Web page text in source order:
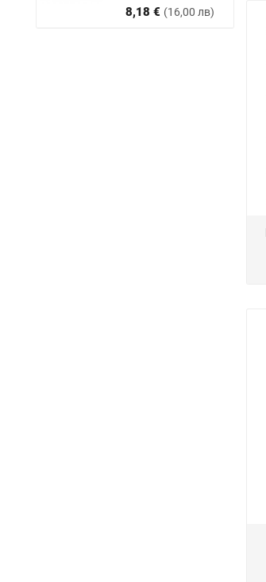
8,18 € (16,00 лв)
Цена